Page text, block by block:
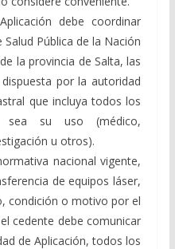
debe coordinar
Pública de la Nación
la provincia de Salta, las
por la autoridad
que incluya todos los
sea su uso (médico,
u otros).
nacional vigente,
de equipos láser,
condición o motivo por el
cedente debe comunicar
de Aplicación, todos los